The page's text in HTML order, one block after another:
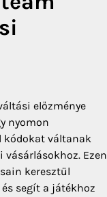
előzménye
nyomon
kódokat váltanak
vásárlásokhoz. Ezen
keresztül
segít a játékhoz